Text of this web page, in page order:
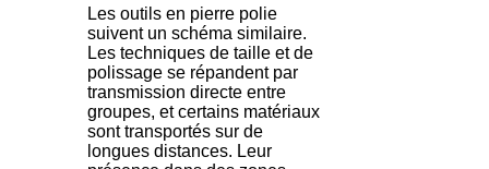
Les outils en pierre polie
suivent un schéma similaire.
Les techniques de taille et de
polissage se répandent par
transmission directe entre
groupes, et certains matériaux
sont transportés sur de
longues distances. Leur